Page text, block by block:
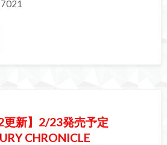
更新】2/23発売予定
CHRONICLE